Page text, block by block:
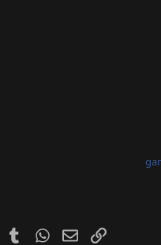
PinterestTumblrWhatsApp
EmailLink